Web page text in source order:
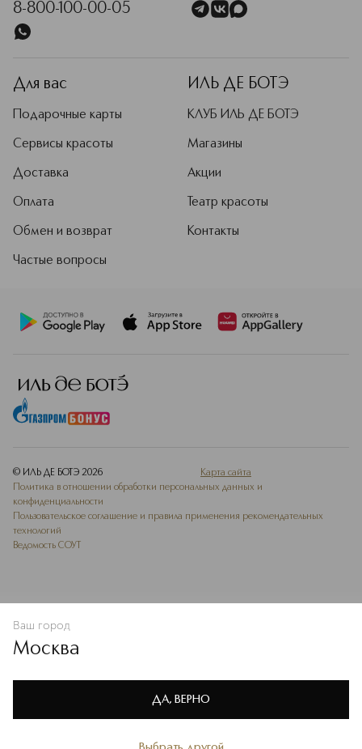
Политике конфиденциальности
В КОРЗИНУ
8-800-100-00-05
Для вас
Подарочные карты
Сервисы красоты
Доставка
Оплата
Обмен и возврат
Частые вопросы
ИЛЬ ДЕ БОТЭ
КЛУБ ИЛЬ ДЕ БОТЭ
Магазины
Акции
Театр красоты
Контакты
© ИЛЬ ДЕ БОТЭ 2026
Карта сайта
Политика в отношении обработки персональных данных и
конфиденциальности
Пользовательское соглашение и правила применения рекомендательных
технологий
Ведомость СОУТ
Ваш город
Москва
ДА, ВЕРНО